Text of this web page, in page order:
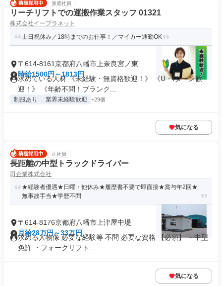
派遣社員
リーチリフトでの運搬作業スタッフ 01321
株式会社イープラネット
土日祝休み／18時までのお仕事！／マイカー通勤OK
〒614-8161京都府八幡市上奈良宮ノ東
時給1500円～1813円
求めている人材 《未経験・無資格歓迎！》 《U・Iターン歓
迎！》 《年齢不問！ブランク...
制服あり 業界未経験歓迎 +29個
気になる
正社員
長距離の中型トラックドライバー
司企業株式会社
★経験者優遇★日曜・他休み★履歴書不要で即面接★賞与年2回★
無事故手当★学歴不問
〒614-8176京都府八幡市上津屋中堤
月給28万円～33万円
求める人物像 必要な経験等 不問 必要な資格 【必須】 ・中型
免許 ・フォークリフト...
気になる